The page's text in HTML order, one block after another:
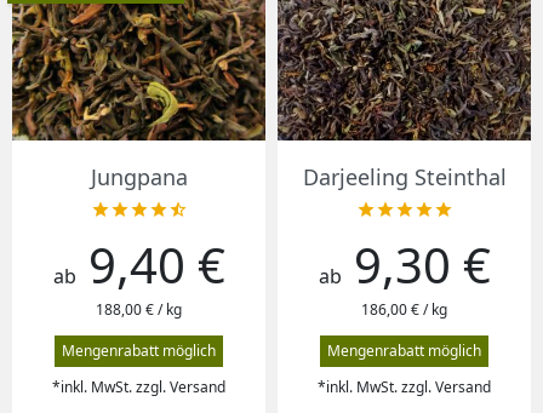
Jungpana

Preis
ab 9,40 €
188,00 € / kg
Mengenrabatt möglich
*inkl. MwSt. zzgl. Versand
Darjeeling Steinthal

Preis
ab 9,30 €
186,00 € / kg
Mengenrabatt möglich
*inkl. MwSt. zzgl. Versand